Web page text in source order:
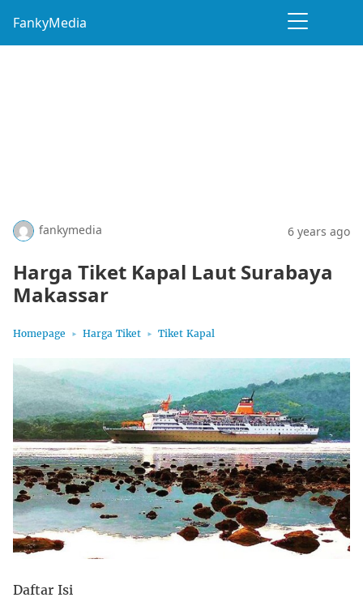
FankyMedia
fankymedia 6 years ago
Harga Tiket Kapal Laut Surabaya
Makassar
Homepage Harga Tiket Tiket Kapal
Daftar Isi